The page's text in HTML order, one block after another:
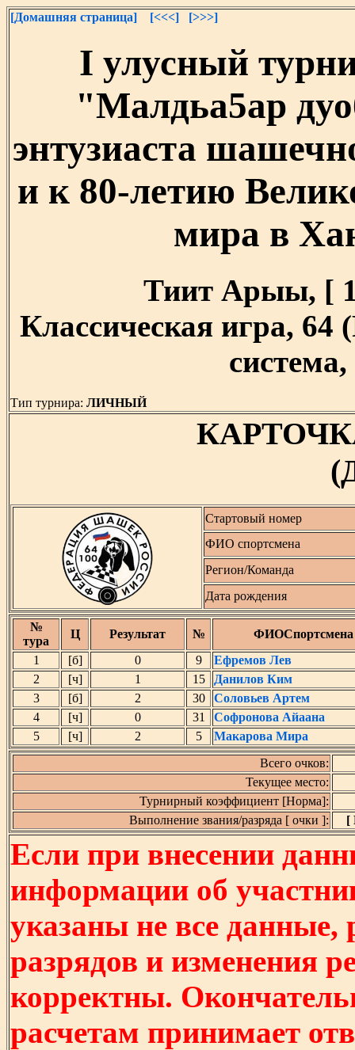
[Домашняя страница] [<<<] [>>>]
I улусный
"Малдьа5ар
энтузиаста
и к 80-летию
мира в
Тиит Арыы, [
Классическая игра,
Тип турнира: ЛИЧНЫЙ
Стартовый номер
ФИО спортсмена
Регион/Команда
Дата рождения
№
тура
Ц Результат №
ФИОСпортсмена
1
[б] 0 9
Ефремов Лев
2
[ч] 1 15
Данилов Ким
3
[б] 2 30
Соловьев Артем
4
[ч] 0 31
Софронова Айаана
5
[ч] 2 5
Макарова Мира
Всего очков:
Текущее место:
Турнирный коэффициент [Норма]:
Выполнение звания/разряда [ очки ]:
[
Если при внесении
информации об
указаны не все
разрядов и изменения
корректны.
расчетам принимает